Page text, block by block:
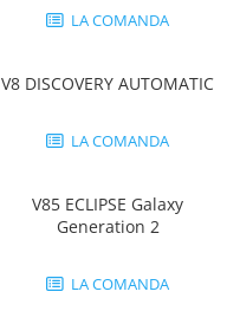
LA COMANDA
V8 DISCOVERY AUTOMATIC
LA COMANDA
V85 ECLIPSE Galaxy
Generation 2
LA COMANDA